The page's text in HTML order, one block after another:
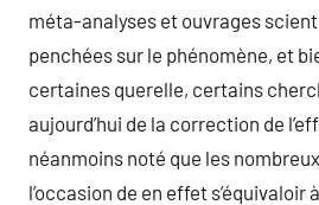
méta-analyses et ouvrages
penchées sur le phénomène, et
certaines querelle, certains
aujourd’hui de la correction de
néanmoins noté que les
l’occasion de en effet s’équivaloir